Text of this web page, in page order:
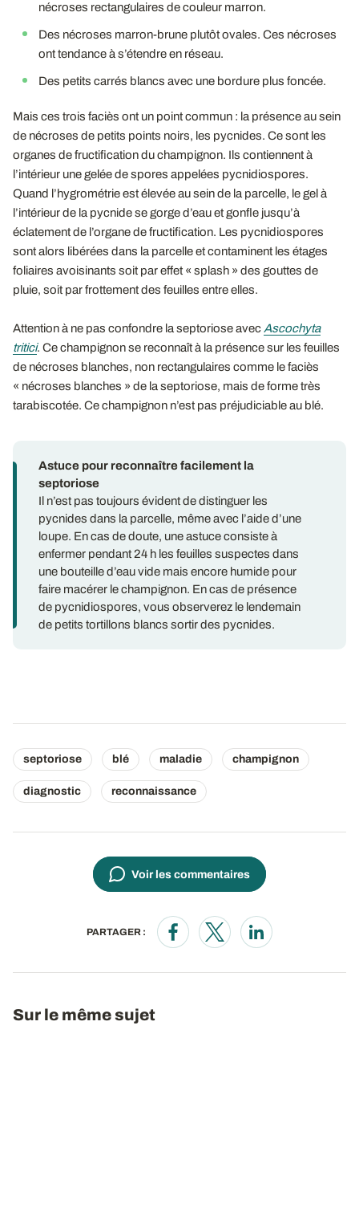
nécroses rectangulaires de couleur marron.
Des nécroses marron-brune plutôt ovales. Ces nécroses
ont tendance à s’étendre en réseau.
Des petits carrés blancs avec une bordure plus foncée.
Mais ces trois faciès ont un point commun : la présence au sein
de nécroses de petits points noirs, les pycnides. Ce sont les
organes de fructification du champignon. Ils contiennent à
l’intérieur une gelée de spores appelées pycnidiospores.
Quand l’hygrométrie est élevée au sein de la parcelle, le gel à
l’intérieur de la pycnide se gorge d’eau et gonfle jusqu’à
éclatement de l’organe de fructification. Les pycnidiospores
sont alors libérées dans la parcelle et contaminent les étages
foliaires avoisinants soit par effet « splash » des gouttes de
pluie, soit par frottement des feuilles entre elles.
Attention à ne pas confondre la septoriose avec Ascochyta
tritici. Ce champignon se reconnaît à la présence sur les feuilles
de nécroses blanches, non rectangulaires comme le faciès
« nécroses blanches » de la septoriose, mais de forme très
tarabiscotée. Ce champignon n’est pas préjudiciable au blé.
Astuce pour reconnaître facilement la
septoriose
Il n’est pas toujours évident de distinguer les
pycnides dans la parcelle, même avec l’aide d’une
loupe. En cas de doute, une astuce consiste à
enfermer pendant 24 h les feuilles suspectes dans
une bouteille d’eau vide mais encore humide pour
faire macérer le champignon. En cas de présence
de pycnidiospores, vous observerez le lendemain
de petits tortillons blancs sortir des pycnides.
septoriose blé maladie champignon
diagnostic reconnaissance
Voir les commentaires
PARTAGER :
Opens in a new window
Opens in a new window
Opens in a new
Sur le même sujet